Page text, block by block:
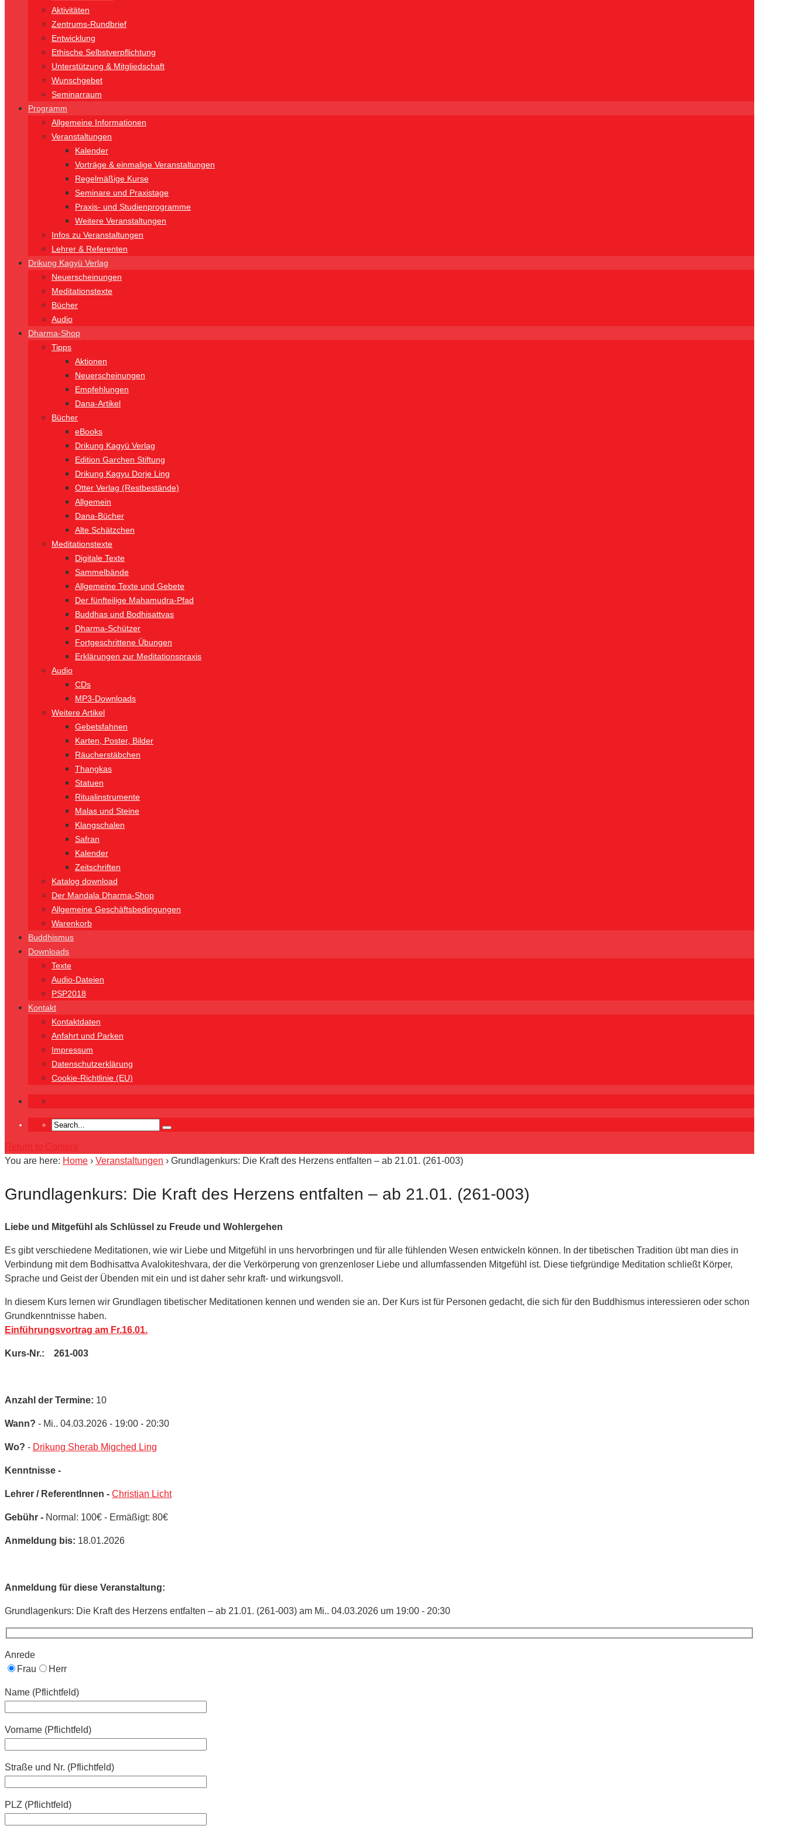
Aktivitäten
Zentrums-Rundbrief
Entwicklung
Ethische Selbstverpflichtung
Unterstützung & Mitgliedschaft
Wunschgebet
Seminarraum
Programm
Allgemeine Informationen
Veranstaltungen
Kalender
Vorträge & einmalige Veranstaltungen
Regelmäßige Kurse
Seminare und Praxistage
Praxis- und Studienprogramme
Weitere Veranstaltungen
Infos zu Veranstaltungen
Lehrer & Referenten
Drikung Kagyü Verlag
Neuerscheinungen
Meditationstexte
Bücher
Audio
Dharma-Shop
Tipps
Aktionen
Neuerscheinungen
Empfehlungen
Dana-Artikel
Bücher
eBooks
Drikung Kagyü Verlag
Edition Garchen Stiftung
Drikung Kagyu Dorje Ling
Otter Verlag (Restbestände)
Allgemein
Dana-Bücher
Alte Schätzchen
Meditationstexte
Digitale Texte
Sammelbände
Allgemeine Texte und Gebete
Der fünfteilige Mahamudra-Pfad
Buddhas und Bodhisattvas
Dharma-Schützer
Fortgeschrittene Übungen
Erklärungen zur Meditationspraxis
Audio
CDs
MP3-Downloads
Weitere Artikel
Gebetsfahnen
Karten, Poster, Bilder
Räucherstäbchen
Thangkas
Statuen
Ritualinstrumente
Malas und Steine
Klangschalen
Safran
Kalender
Zeitschriften
Katalog download
Der Mandala Dharma-Shop
Allgemeine Geschäftsbedingungen
Warenkorb
Buddhismus
Downloads
Texte
Audio-Dateien
PSP2018
Kontakt
Kontaktdaten
Anfahrt und Parken
Impressum
Datenschutzerklärung
Cookie-Richtlinie (EU)
Return to Content
You are here: Home › Veranstaltungen › Grundlagenkurs: Die Kraft des Herzens entfalten – ab 21.01. (261-003)
Grundlagenkurs: Die Kraft des Herzens entfalten – ab 21.01. (261-003)
Liebe und Mitgefühl als Schlüssel zu Freude und Wohlergehen
Es gibt verschiedene Meditationen, wie wir Liebe und Mitgefühl in uns hervorbringen und für alle fühlenden Wesen entwickeln können. In der tibetischen Tradition übt man dies in
Verbindung mit dem Bodhisattva Avalokiteshvara, der die Verkörperung von grenzenloser Liebe und allumfassenden Mitgefühl ist. Diese tiefgründige Meditation schließt Körper,
Sprache und Geist der Übenden mit ein und ist daher sehr kraft- und wirkungsvoll.
In diesem Kurs lernen wir Grundlagen tibetischer Meditationen kennen und wenden sie an. Der Kurs ist für Personen gedacht, die sich für den Buddhismus interessieren oder schon
Grundkenntnisse haben.
Einführungsvortrag am Fr.16.01.
Kurs-Nr.: 261-003
Anzahl der Termine: 10
Wann? - Mi.. 04.03.2026 - 19:00 - 20:30
Wo? - Drikung Sherab Migched Ling
Kenntnisse -
Lehrer / ReferentInnen - Christian Licht
Gebühr - Normal: 100€ - Ermäßigt: 80€
Anmeldung bis: 18.01.2026
Anmeldung für diese Veranstaltung:
Grundlagenkurs: Die Kraft des Herzens entfalten – ab 21.01. (261-003) am Mi.. 04.03.2026 um 19:00 - 20:30
Anrede
Frau
Herr
Name (Pflichtfeld)
Vorname (Pflichtfeld)
Straße und Nr. (Pflichtfeld)
PLZ (Pflichtfeld)